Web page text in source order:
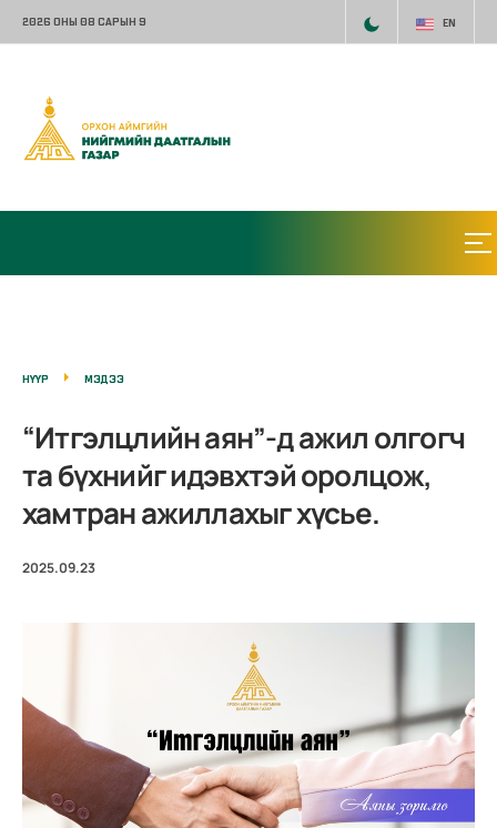
2026 ОНЫ 08 САРЫН 9 EN
НҮҮР МЭДЭЭ
“Итгэлцлийн аян”-д ажил олгогч
та бүхнийг идэвхтэй оролцож,
хамтран ажиллахыг хүсье.
2025.09.23